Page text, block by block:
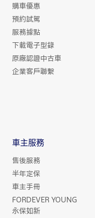
購車優惠
預約試駕
服務據點
下載電子型錄
原廠認證中古車
企業客戶聯繫
車主服務
售後服務
半年定保
車主手冊
FORDEVER YOUNG
永保如新